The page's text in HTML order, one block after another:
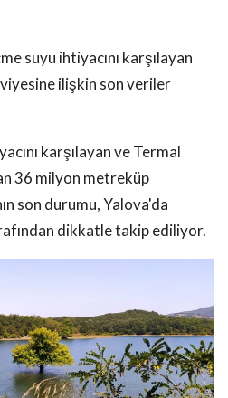
suyu ihtiyacını karşılayan
ilişkin son veriler
karşılayan ve Termal
36 milyon metreküp
son durumu, Yalova'da
dikkatle takip ediliyor.